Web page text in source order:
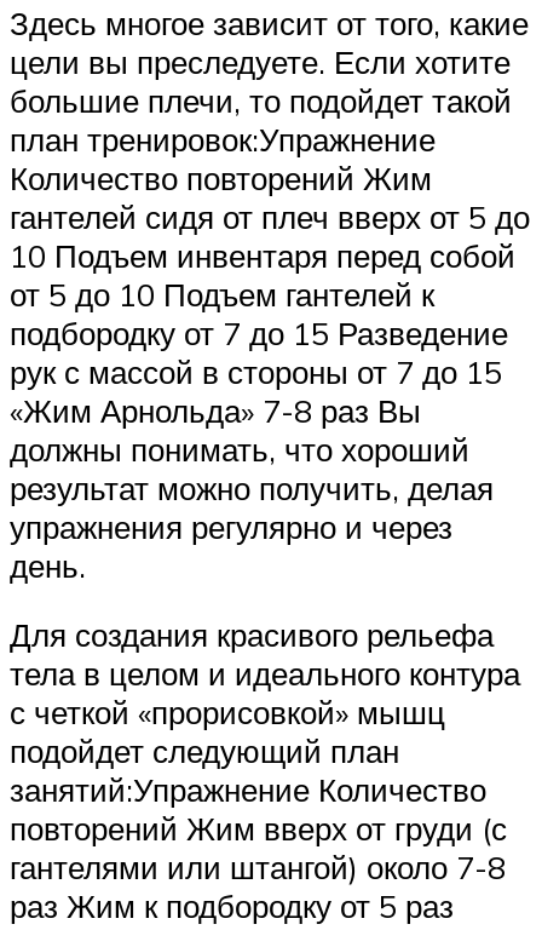
Здесь многое зависит от того, какие
цели вы преследуете. Если хотите
большие плечи, то подойдет такой
план тренировок:Упражнение
Количество повторений Жим
гантелей сидя от плеч вверх от 5 до
10 Подъем инвентаря перед собой
от 5 до 10 Подъем гантелей к
подбородку от 7 до 15 Разведение
рук с массой в стороны от 7 до 15
«Жим Арнольда» 7-8 раз Вы
должны понимать, что хороший
результат можно получить, делая
упражнения регулярно и через
день.
Для создания красивого рельефа
тела в целом и идеального контура
с четкой «прорисовкой» мышц
подойдет следующий план
занятий:Упражнение Количество
повторений Жим вверх от груди (с
гантелями или штангой) около 7-8
раз Жим к подбородку от 5 раз